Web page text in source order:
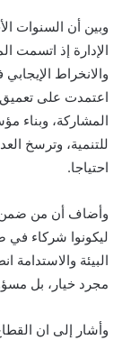
وبين أن السنوات
الإدارة إذ اتسمت
والانخراط
اعتمدت على تعميق
المشاركة، وبناء
للتنمية، وترسخ
احتياجا.
وأضاف أن من ضمن
ليكونوا شركاء في
البيئة والاستدامة
مجرد خيار، بل
وأشار إلى ان